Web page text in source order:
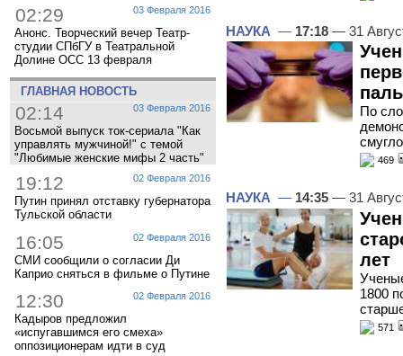
03 Февраля 2016
02:29
Анонс. Творческий вечер Театр-
студии СПбГУ в Театральной
Долине ОСС 13 февраля
ГЛАВНАЯ НОВОСТЬ
03 Февраля 2016
02:14
Восьмой выпуск ток-сериала "Как
управлять мужчиной!" с темой
"Любимые женские мифы 2 часть"
02 Февраля 2016
19:12
Путин принял отставку губернатора
Тульской области
02 Февраля 2016
16:05
СМИ сообщили о согласии Ди
Каприо сняться в фильме о Путине
02 Февраля 2016
12:30
Кадыров предложил
«испугавшимся его смеха»
оппозиционерам идти в суд
НАУКА — 17:18 — 31
По
469
НАУКА — 14:35 — 31
лет
1800
571